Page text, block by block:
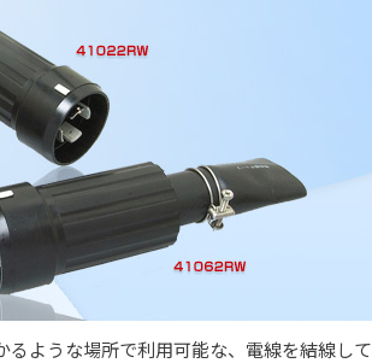
ような場所で利用可能な、電線を結線して